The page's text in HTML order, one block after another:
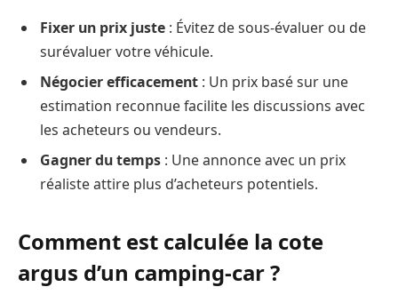
Fixer un prix juste : Évitez de sous-évaluer ou de
surévaluer votre véhicule.
Négocier efficacement : Un prix basé sur une
estimation reconnue facilite les discussions avec
les acheteurs ou vendeurs.
Gagner du temps : Une annonce avec un prix
réaliste attire plus d’acheteurs potentiels.
Comment est calculée la cote
argus d’un camping-car ?